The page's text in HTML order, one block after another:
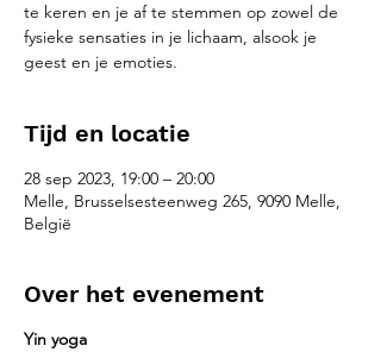
te keren en je af te stemmen op zowel de
fysieke sensaties in je lichaam, alsook je
geest en je emoties.
Tijd en locatie
28 sep 2023, 19:00 – 20:00
Melle, Brusselsesteenweg 265, 9090 Melle,
België
Over het evenement
Yin yoga